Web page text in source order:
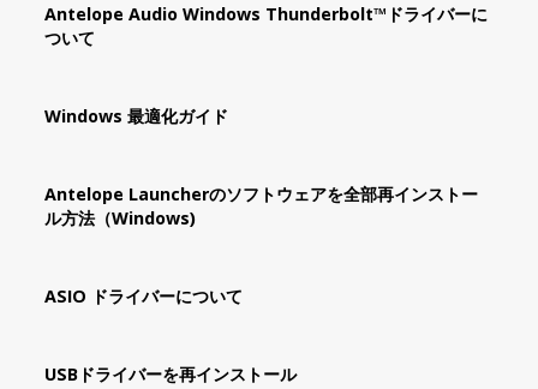
Antelope Audio Windows Thunderbolt™ドライバーに
ついて
Windows 最適化ガイド
Antelope Launcherのソフトウェアを全部再インストー
ル方法（Windows)
ASIO ドライバーについて
USBドライバーを再インストール